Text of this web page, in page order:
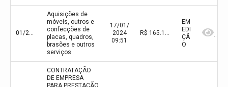
01/2024
Aquisições de
móveis, outros e
confecções de
placas, quadros,
brasões e outros
serviços
17/01/
2024
09:51
R$ 165.176,19(valor inicial)
EM
EDI
ÇÃ
O
CONTRATAÇÃO
DE EMPRESA
PARA PRESTAÇÃO